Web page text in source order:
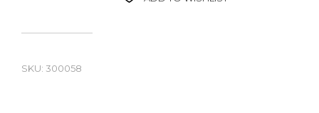
SKU: 300058